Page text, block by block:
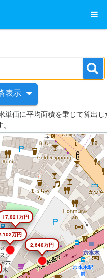
表示
単価に平均面積を乗じて算出し
万円
2,648万円
17,821万円